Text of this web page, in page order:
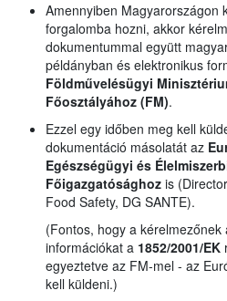
Amennyiben Magyarországon
forgalomba hozni, akkor
dokumentummal együtt
példányban és elektronikus
Földművelésügyi
Főosztályához (FM).
Ezzel egy időben meg kell
dokumentáció másolatát az
Egészségügyi és
Főigazgatósághoz is
Food Safety, DG SANTE).
(Fontos, hogy a kérelmezőnek
információkat a 1852/2001/EK
egyeztetve az FM-mel - az
kell küldeni.)